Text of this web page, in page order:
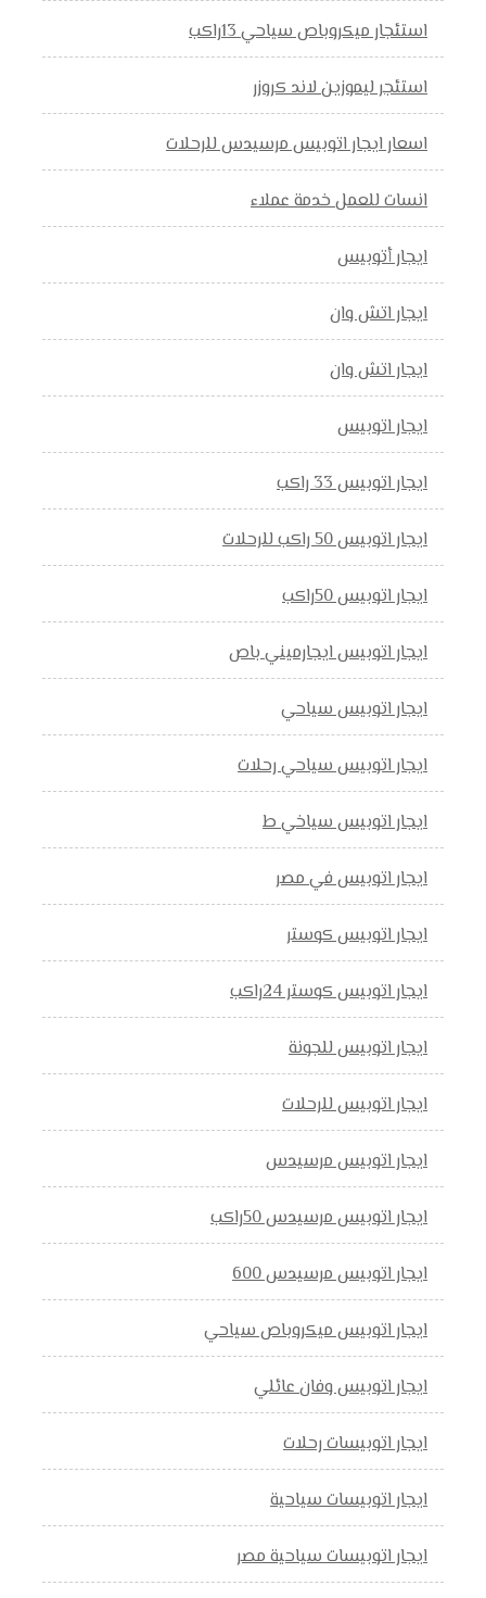
استئجار ميكروباص سياحي 13راكب
استئجر ليموزين لاند كروزر
اسعار ايجار اتوبيس مرسيدس للرحلات
انسات للعمل خدمة عملاء
ايجار أتوبيس
ايجار اتش وان
ايجار اتش وان
ايجار اتوبيس
ايجار اتوبيس 33 راكب
ايجار اتوبيس 50 راكب للرحلات
ايجار اتوبيس 50راكب
ايجار اتوبيس ايجارميني باص
ايجار اتوبيس سياحي
ايجار اتوبيس سياحي رحلات
ايجار اتوبيس سياخي ط
ايجار اتوبيس في مصر
ايجار اتوبيس كوستر
ايجار اتوبيس كوستر 24راكب
ايجار اتوبيس للجونة
ايجار اتوبيس للرحلات
ايجار اتوبيس مرسيدس
ايجار اتوبيس مرسيدس 50راكب
ايجار اتوبيس مرسيدس 600
ايجار اتوبيس ميكروباص سياحي
ايجار اتوبيس وفان عائلي
ايجار اتوبيسات رحلات
ايجار اتوبيسات سياحية
ايجار اتوبيسات سياحية مصر